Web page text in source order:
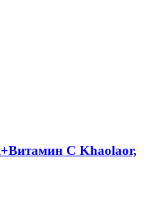
C Khaolaor,